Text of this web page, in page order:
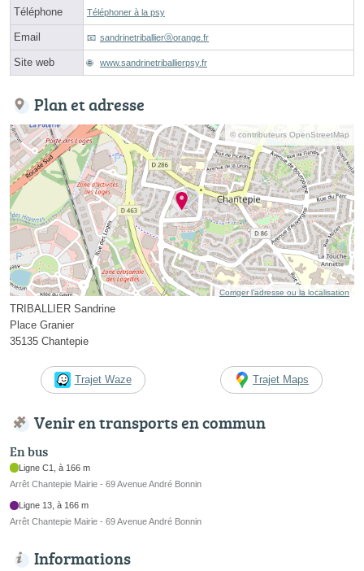
Téléphone Téléphoner à la psy
Email sandrinetriballierⓐorange.fr
Site web www.sandrinetriballierpsy.fr
Plan et adresse
© contributeurs OpenStreetMap
Corriger l’adresse ou la localisation
TRIBALLIER Sandrine
Place Granier
35135 Chantepie
Trajet Waze Trajet Maps
Venir en transports en commun
En bus
Ligne C1, à 166 m
Arrêt Chantepie Mairie - 69 Avenue André Bonnin
Ligne 13, à 166 m
Arrêt Chantepie Mairie - 69 Avenue André Bonnin
Informations